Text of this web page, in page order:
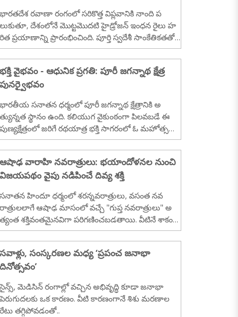
భారతదేశ రవాణా రంగంలో సరికొత్త విప్లవానికి నాంది ప
లుకుతూ, దేశంలోనే మొట్టమొదటి హైడ్రోజన్ ఇంధన రైలు హ
రిత ప్రయాణాన్ని ప్రారంభించింది. పూర్తి స్వదేశీ సాంకేతికతతో
రూపొందించిన ఈ రైలును ప్రధానమంత్రి నరేంద్ర మోదీ హ
ర్యానాలోని జింద్ - సోనిపత్ మార్గంలో జెండా ఊపి
ప్రారంభించారు. పర్యావరణ పరిరక్షణ, సుస్థిర రవాణా వ్యవస్థల
ఏర్పాటులో భాగంగా కేంద్ర ప్రభుత్వం ప్రతిష్టాత్మకంగా చేపట్టిన
మచ్చుతునక. ఈ రాకతో హైడ్రోజన్ ఇంధనాన్ని రైల్వే కార్యక
లాపాలలో వాడుతున్న ప్రపంచంలోని ..
భక్తి వైభవం - ఆధునిక ప్రగతి: పూరీ జగన్నాథ క్షేత్ర
పునర్వైభవం
భారతీయ సనాతన ధర్మంలో పూరీ జగన్నాథ క్షేత్రానికి అ
త్యున్నత స్థానం ఉంది. కలియుగ వైకుంఠంగా పిలవబడే ఈ
పుణ్యక్షేత్రంలో జరిగే రథయాత్ర భక్తి సాగరంలో ఓ మహోత్సవం.
కాలంతో పాటు భక్తుల రద్దీ పెరుగుతున్న వేళ, ఒడిశా ప్రభుత్వం
జగన్నాథ స్వామి ఆలయాన్ని , పూరీ నగరాన్ని ఆధ్యాత్మికత ఉ
ట్టిపడుతూనే, అంతర్జాతీయ స్థాయి మౌలిక వసతులతో ఆ
ధునీకరిస్తోంది. 2026 రథయాత్ర సరికొత్త మార్పులు, అద్భుత
అందిస్తోంది...
ఆషాఢ వారాహి నవరాత్రులు: భయాందోళనల నుంచి
విజయపథం వైపు నడిపించే దివ్య శక్తి
సనాతన హిందూ ధర్మంలో శరన్నవరాత్రులు, వసంత నవ
రాత్రులలాగే ఆషాఢ మాసంలో వచ్చే "గుప్త నవరాత్రులు" అ
త్యంత శక్తివంతమైనవిగా పరిగణించబడతాయి. వీటినే శాకంబ
రీ నవరాత్రులు అని కూడా అంటారు...
సవాళ్లు, సంస్కరణల మధ్య ‘ప్రపంచ జనాభా
దినోత్సవం’
సైన్స్, ‌మెడిసిన్‌ ‌రంగాల్లో వచ్చిన అభివృద్ధి కూడా జనాభా
పెరుగుదలకు ఒక కారణం. వీటి కారణంగానే శిశు మరణాల
రేటు తగ్గిపోవడంతో..